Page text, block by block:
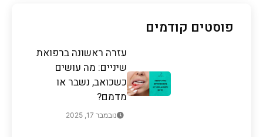
פוסטים קודמים
עזרה ראשונה ברפואת
שיניים: מה עושים
כשכואב, נשבר או
מדמם?
נובמבר 17, 2025